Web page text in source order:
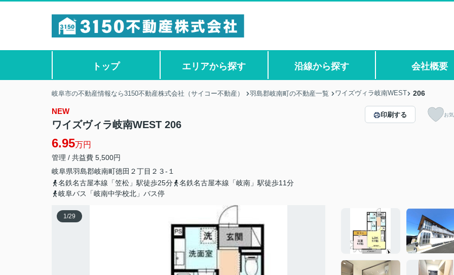
トップ エリアから探す 沿線から探す 会社概要
岐阜市の不動産情報なら3150不動産株式会社（サイコー不動産） 羽島郡岐南町の不動産一覧 ワイズヴィラ岐南WEST 206
NEW
ワイズヴィラ岐南WEST 206
6.95万円
管理 / 共益費 5,500円
岐阜県羽島郡岐南町徳田 ２丁目２３-１
名鉄名古屋本線「笠松」駅徒歩25分
名鉄名古屋本線「岐南」駅徒歩11分
岐阜バス「岐南中学校北」バス停
印刷する お
1/29